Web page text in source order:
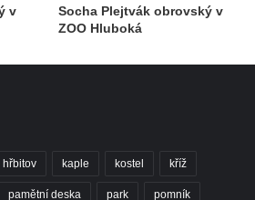
na schodišti ke
v
Socha Plejtvák obrovský v
ZOO Hluboká
hřbitov kaple kostel kříž
pamětní deska park pomník